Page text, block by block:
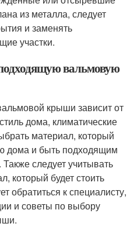
из металла, следует
и заменять
участки.
вальмовую
крыши зависит от
дома, климатические
материал, который
дома и быть подходящим
следует учитывать
который будет стоить
обратиться к специалисту,
и советы по выбору